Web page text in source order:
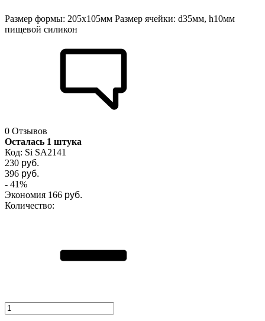
Размер формы: 205х105мм Размер ячейки: d35мм, h10мм
пищевой силикон
0 Отзывов
Осталась 1 штука
Код: Si SA2141
230 руб.
396 руб.
- 41%
Экономия 166 руб.
Количество: